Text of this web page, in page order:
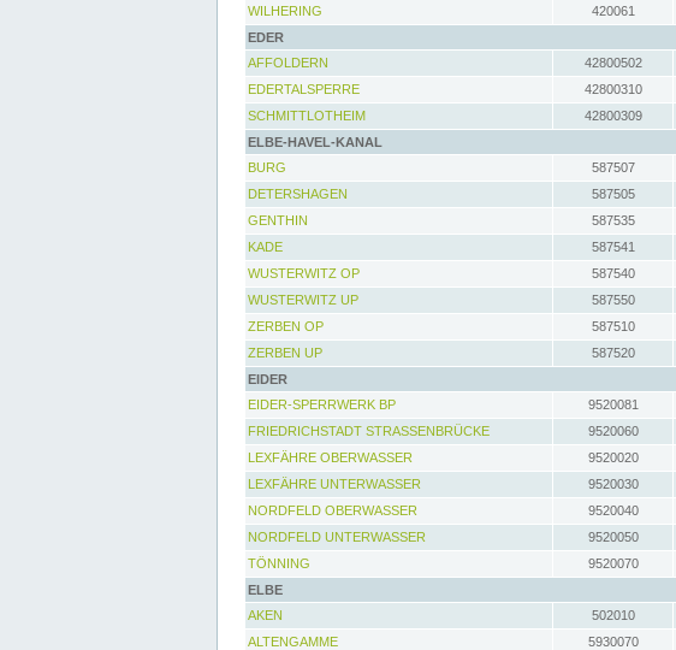
WILHERING
420061
EDER
AFFOLDERN
42800502
EDERTALSPERRE
42800310
SCHMITTLOTHEIM
42800309
ELBE-HAVEL-KANAL
BURG
587507
DETERSHAGEN
587505
GENTHIN
587535
KADE
587541
WUSTERWITZ OP
587540
WUSTERWITZ UP
587550
ZERBEN OP
587510
ZERBEN UP
587520
EIDER
EIDER-SPERRWERK BP
9520081
FRIEDRICHSTADT STRASSENBRÜCKE
9520060
LEXFÄHRE OBERWASSER
9520020
LEXFÄHRE UNTERWASSER
9520030
NORDFELD OBERWASSER
9520040
NORDFELD UNTERWASSER
9520050
TÖNNING
9520070
ELBE
AKEN
502010
ALTENGAMME
5930070